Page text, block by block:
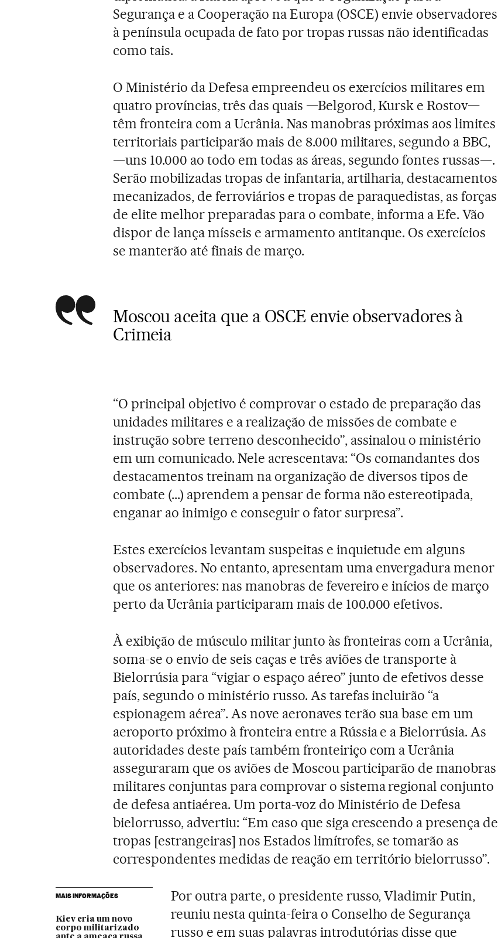
Segurança e a Cooperação na Europa (OSCE) envie observadores
à península ocupada de fato por tropas russas não identificadas
como tais.
O Ministério da Defesa empreendeu os exercícios militares em
quatro províncias, três das quais —Belgorod, Kursk e Rostov—
têm fronteira com a Ucrânia. Nas manobras próximas aos limites
territoriais participarão mais de 8.000 militares, segundo a BBC,
—uns 10.000 ao todo em todas as áreas, segundo fontes russas—.
Serão mobilizadas tropas de infantaria, artilharia, destacamentos
mecanizados, de ferroviários e tropas de paraquedistas, as forças
de elite melhor preparadas para o combate, informa a Efe. Vão
dispor de lança mísseis e armamento antitanque. Os exercícios
se manterão até finais de março.
Moscou aceita que a OSCE envie observadores à
Crimeia
“O principal objetivo é comprovar o estado de preparação das
unidades militares e a realização de missões de combate e
instrução sobre terreno desconhecido”, assinalou o ministério
em um comunicado. Nele acrescentava: “Os comandantes dos
destacamentos treinam na organização de diversos tipos de
combate (...) aprendem a pensar de forma não estereotipada,
enganar ao inimigo e conseguir o fator surpresa”.
Estes exercícios levantam suspeitas e inquietude em alguns
observadores. No entanto, apresentam uma envergadura menor
que os anteriores: nas manobras de fevereiro e inícios de março
perto da Ucrânia participaram mais de 100.000 efetivos.
À exibição de músculo militar junto às fronteiras com a Ucrânia,
soma-se o envio de seis caças e três aviões de transporte à
Bielorrúsia para “vigiar o espaço aéreo” junto de efetivos desse
país, segundo o ministério russo. As tarefas incluirão “a
espionagem aérea”. As nove aeronaves terão sua base em um
aeroporto próximo à fronteira entre a Rússia e a Bielorrúsia. As
autoridades deste país também fronteiriço com a Ucrânia
asseguraram que os aviões de Moscou participarão de manobras
militares conjuntas para comprovar o sistema regional conjunto
de defesa antiaérea. Um porta-voz do Ministério de Defesa
bielorrusso, advertiu: “Em caso que siga crescendo a presença de
tropas [estrangeiras] nos Estados limítrofes, se tomarão as
correspondentes medidas de reação em território bielorrusso”.
MAIS INFORMAÇÕES
Kiev cria um novo
corpo militarizado
Por outra parte, o presidente russo, Vladimir Putin,
reuniu nesta quinta-feira o Conselho de Segurança
russo e em suas palavras introdutórias disse que